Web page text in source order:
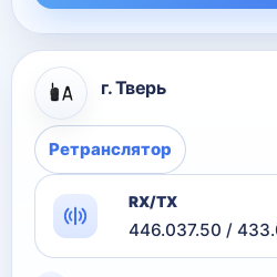
г. Тверь
Ретранслятор
RX/TX
446.037.50 /